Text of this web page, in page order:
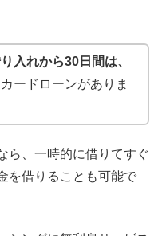
入れから30日間は、
ードローンがありま
ら、一時的に借りてすぐ
を借りることも可能で